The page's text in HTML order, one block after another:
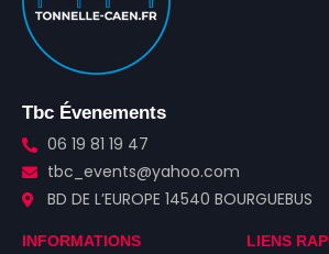
Tbc Évenements
06 19 81 19 47
tbc_events@yahoo.com
BD DE L’EUROPE 14540 BOURGUEBUS
INFORMATIONS LIENS